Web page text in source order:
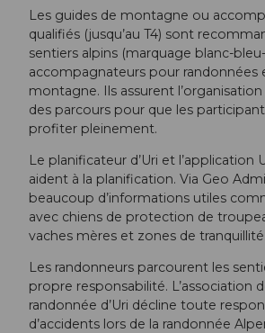
Les guides de montagne ou
qualifiés (jusqu’au T4) sont
sentiers alpins (marquage blanc-
accompagnateurs pour randonnées
montagne. Ils assurent
des parcours pour que les
profiter pleinement.
Le planificateur d’Uri et l’application
aident à la planification. Via Geo
beaucoup d’informations utiles
avec chiens de protection de
vaches mères et zones de tranquillité.
Les randonneurs parcourent les
propre responsabilité. L’association
randonnée d’Uri décline toute
d’accidents lors de la randonnée